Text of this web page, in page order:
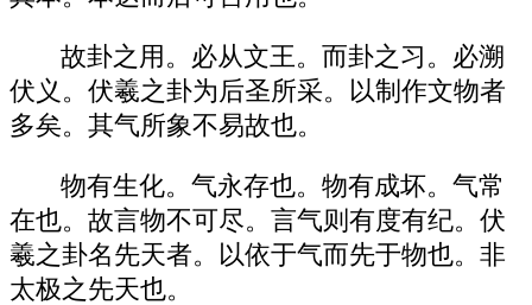
故卦之用。必从文王。而卦之习。必溯
伏义。伏羲之卦为后圣所采。以制作文物者
多矣。其气所象不易故也。
物有生化。气永存也。物有成坏。气常
在也。故言物不可尽。言气则有度有纪。伏
羲之卦名先天者。以依于气而先于物也。非
太极之先天也。